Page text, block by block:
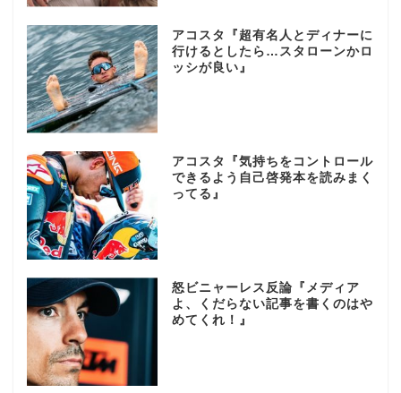
アコスタ『超有名人とディナーに
行けるとしたら…スタローンかロ
ッシが良い』
アコスタ『気持ちをコントロール
できるよう自己啓発本を読みまく
ってる』
怒ビニャーレス反論『メディア
よ、くだらない記事を書くのはや
めてくれ！』